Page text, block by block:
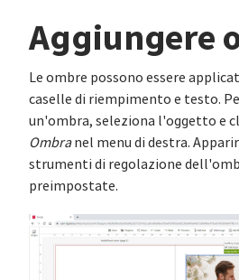
Aggiungere
Le ombre possono essere
caselle di riempimento e testo.
un'ombra, seleziona l'oggetto e
Ombranel menu di destra.
strumenti di regolazione
preimpostate.